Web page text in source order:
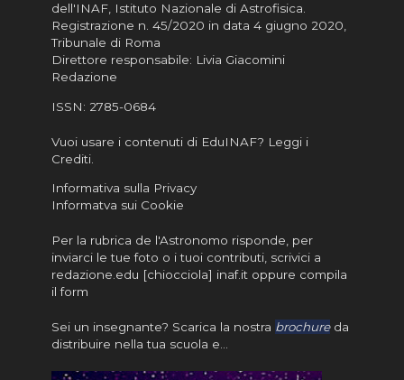
dell'INAF, Istituto Nazionale di Astrofisica.
Registrazione n. 45/2020 in data 4 giugno 2020,
Tribunale di Roma
Direttore responsabile: Livia Giacomini
Redazione
ISSN: 2785-0684
Vuoi usare i contenuti di EduINAF? Leggi i
Crediti.
Informativa sulla Privacy
Informatva sui Cookie
Per la rubrica de l'Astronomo risponde, per
inviarci le tue foto o i tuoi contributi, scrivici a
redazione.edu [chiocciola] inaf.it oppure compila
il form
Sei un insegnante? Scarica la nostra brochureda
distribuire nella tua scuola e…